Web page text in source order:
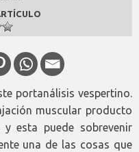
portanálisis vespertino.
muscular producto
esta puede sobrevenir
una de las cosas que